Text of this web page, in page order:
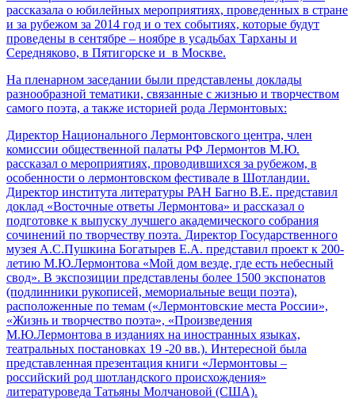
рассказала о юбилейных мероприятиях, проведенных в стране
и за рубежом за 2014 год и о тех событиях, которые будут
проведены в сентябре – ноябре в усадьбах Тарханы и
Середняково, в Пятигорске и в Москве.
На пленарном заседании были представлены доклады
разнообразной тематики, связанные с жизнью и творчеством
самого поэта, а также историей рода Лермонтовых:
Директор Национального Лермонтовского центра, член
комиссии общественной палаты РФ Лермонтов М.Ю.
рассказал о мероприятиях, проводившихся за рубежом, в
особенности о лермонтовском фестивале в Шотландии.
Директор института литературы РАН Багно В.Е. представил
доклад «Восточные ответы Лермонтова» и рассказал о
подготовке к выпуску лучшего академического собрания
сочинений по творчеству поэта. Директор Государственного
музея А.С.Пушкина Богатырев Е.А. представил проект к 200-
летию М.Ю.Лермонтова «Мой дом везде, где есть небесный
свод». В экспозиции представлены более 1500 экспонатов
(подлинники рукописей, мемориальные вещи поэта),
расположенные по темам («Лермонтовские места России»,
«Жизнь и творчество поэта», «Произведения
М.Ю.Лермонтова в изданиях на иностранных языках,
театральных постановках 19 -20 вв.). Интересной была
представленная презентация книги «Лермонтовы –
российский род шотландского происхождения»
литературоведа Татьяны Молчановой (США).